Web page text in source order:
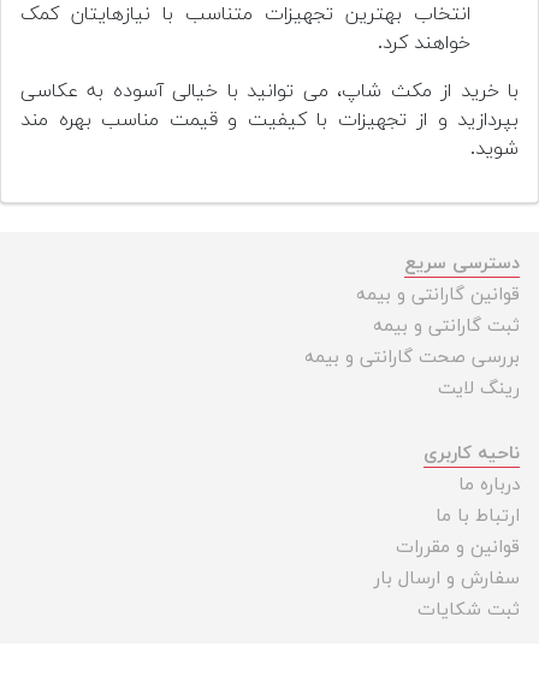
انتخاب بهترین تجهیزات متناسب با نیازهایتان کمک
خواهند کرد.
با خرید از مکث شاپ، می توانید با خیالی آسوده به عکاسی
بپردازید و از تجهیزات با کیفیت و قیمت مناسب بهره مند
شوید.
دسترسی سریع
قوانین گارانتی و بیمه
ثبت گارانتی و بیمه
بررسی صحت گارانتی و بیمه
رینگ لایت
ناحیه کاربری
درباره ما
ارتباط با ما
قوانین و مقررات
سفارش و ارسال بار
ثبت شکایات